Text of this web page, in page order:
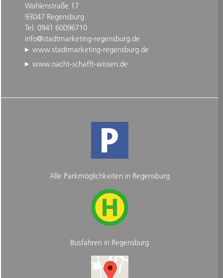
Wahlenstraße 17
93047 Regensburg
Tel. 0941 60096710
info@stadtmarketing-regensburg.de
www.stadtmarketing-regensburg.de
www.nacht-schafft-wissen.de
Alle Parkmöglichkeiten in Regensburg
Busfahren in Regensburg